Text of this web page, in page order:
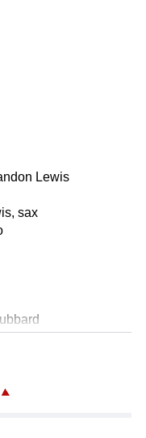
Lewis
sax